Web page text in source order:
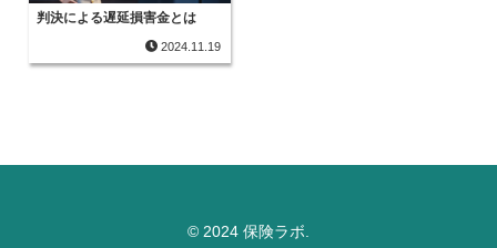
判決による遅延損害金とは
2024.11.19
© 2024 保険ラボ.